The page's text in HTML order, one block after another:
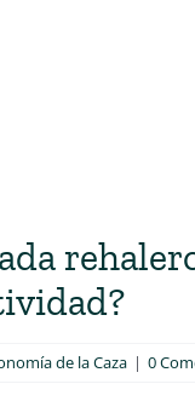
de la Caza | 0